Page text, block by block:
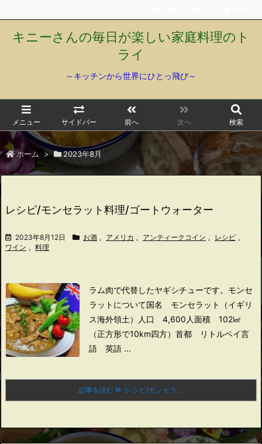
キニーさんの毎日が楽しい家庭料理のト
ライ
～キッチンから世界にひとっ飛び～
メニュー サイドバー 前へ 次へ 検索
ホーム > 2023年8月
レシピ/モンセラット料理/ゴートウォーター
2023年8月12日 お酒 , アメリカ , アンティークコイン , レシピ ,
ワイン , 料理
ラム肉で代替したヤギシチューです。 モンセ
ラットについて国名 モンセラット（イギリ
ス海外領土）
人口 4,600人面積 102㎢
（正方形で10km四方） 首都 リトルベイ言
語 英語 ...
記事を読む レシピ/モンセラ ...